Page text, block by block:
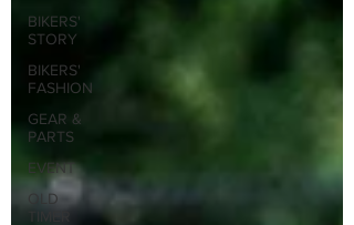
BIKERS'
STORY
BIKERS'
FASHION
GEAR &
PARTS
EVENT
OLD